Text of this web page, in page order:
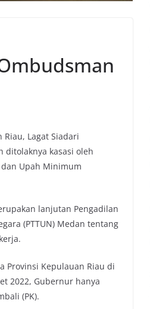
Riau, Lagat Siadari
ditolaknya kasasi oleh
Upah Minimum
lanjutan Pengadilan
(PTTUN) Medan tentang
Provinsi Kepulauan Riau di
2022, Gubernur hanya
(PK).